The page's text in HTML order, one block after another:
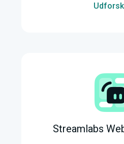
Streamlabs